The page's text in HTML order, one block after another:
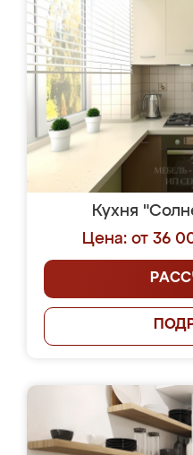
Кухня
Цена: от 36